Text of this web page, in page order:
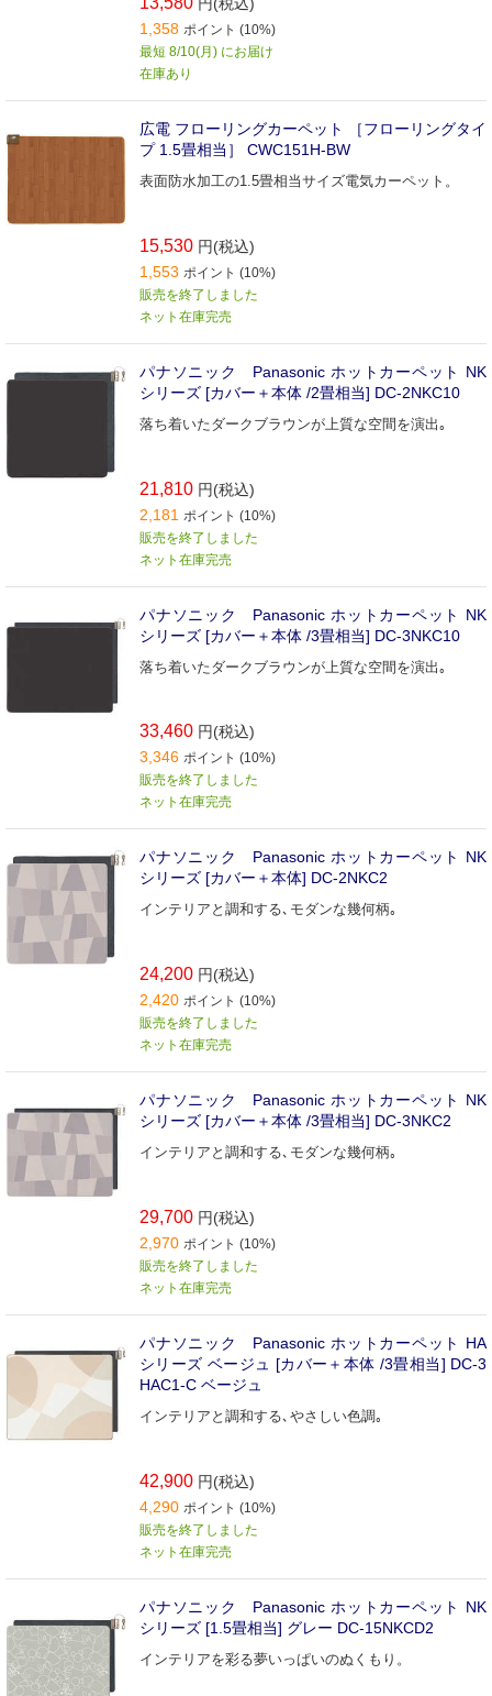
1,358 ポイント (10%)
最短 8/10(月) にお届け
在庫あり
広電 フローリングカーペット ［フローリングタイ
プ 1.5畳相当］ CWC151H-BW
表面防水加工の1.5畳相当サイズ電気カーペット。
15,530 円(税込)
1,553 ポイント (10%)
販売を終了しました
ネット在庫完売
パナソニック Panasonic ホットカーペット NK
シリーズ [カバー＋本体 /2畳相当] DC-2NKC10
落ち着いたダークブラウンが上質な空間を演出｡
21,810 円(税込)
2,181 ポイント (10%)
販売を終了しました
ネット在庫完売
パナソニック Panasonic ホットカーペット NK
シリーズ [カバー＋本体 /3畳相当] DC-3NKC10
落ち着いたダークブラウンが上質な空間を演出｡
33,460 円(税込)
3,346 ポイント (10%)
販売を終了しました
ネット在庫完売
パナソニック Panasonic ホットカーペット NK
シリーズ [カバー＋本体] DC-2NKC2
インテリアと調和する､モダンな幾何柄｡
24,200 円(税込)
2,420 ポイント (10%)
販売を終了しました
ネット在庫完売
パナソニック Panasonic ホットカーペット NK
シリーズ [カバー＋本体 /3畳相当] DC-3NKC2
インテリアと調和する､モダンな幾何柄｡
29,700 円(税込)
2,970 ポイント (10%)
販売を終了しました
ネット在庫完売
パナソニック Panasonic ホットカーペット HA
シリーズ ベージュ [カバー＋本体 /3畳相当] DC-3
HAC1-C ベージュ
インテリアと調和する､やさしい色調｡
42,900 円(税込)
4,290 ポイント (10%)
販売を終了しました
ネット在庫完売
パナソニック Panasonic ホットカーペット NK
シリーズ [1.5畳相当] グレー DC-15NKCD2
インテリアを彩る夢いっぱいのぬくもり。